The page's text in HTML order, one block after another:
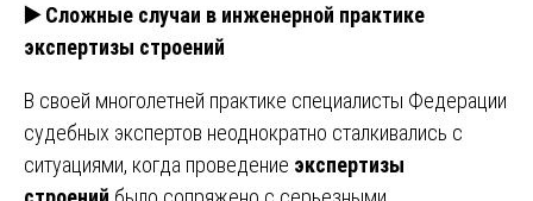
▶️Сложные случаи в инженерной практике
экспертизы строений
В своей многолетней практике специалисты Федерации
судебных экспертов неоднократно сталкивались с
ситуациями, когда проведение экспертизы